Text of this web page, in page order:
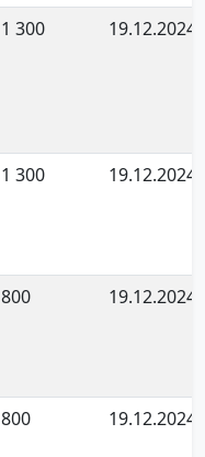
1 300 19.12.2024
1 300 19.12.2024
800 19.12.2024
800 19.12.2024